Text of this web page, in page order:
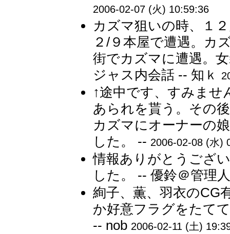
2006-02-07 (火) 10:59:36
カズマ狙いの時、１
２/９本屋で遭遇。カ
街でカズマに遭遇。
ジャス内会話 -- 知ｋ
↑途中です、すみま
あられを貰う。その
カズマにオーナーの
した。 -- 2006-02-08 (水)
情報ありがとうござ
した。 -- 優鈴＠管理
絢子、薫、羽衣のCG
か好意フラグをたて
-- nob 2006-02-11 (土)